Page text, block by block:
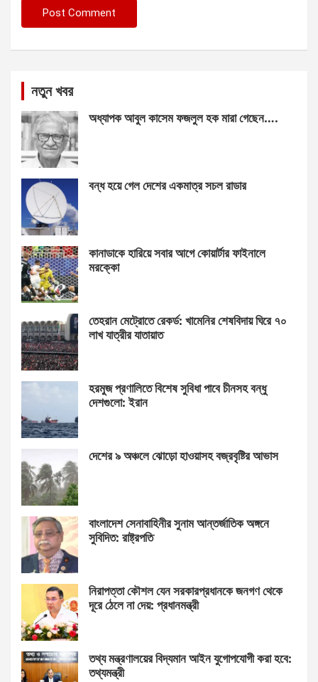
নতুন খবর
অধ্যাপক আবুল কাসেম ফজলুল হক মারা গেছেন….
বন্ধ হয়ে গেল দেশের একমাত্র সচল রাডার
কানাডাকে হারিয়ে সবার আগে কোয়ার্টার ফাইনালে
মরক্কো
তেহরান মেট্রোতে রেকর্ড: খামেনির শেষবিদায় ঘিরে ৭০
লাখ যাত্রীর যাতায়াত
হরমুজ প্রণালিতে বিশেষ সুবিধা পাবে চীনসহ বন্ধু
দেশগুলো: ইরান
দেশের ৯ অঞ্চলে ঝোড়ো হাওয়াসহ বজ্রবৃষ্টির আভাস
বাংলাদেশ সেনাবাহিনীর সুনাম আন্তর্জাতিক অঙ্গনে
সুবিদিত: রাষ্ট্রপতি
নিরাপত্তা কৌশল যেন সরকারপ্রধানকে জনগণ থেকে
দূরে ঠেলে না দেয়: প্রধানমন্ত্রী
তথ্য মন্ত্রণালয়ের বিদ্যমান আইন যুগোপযোগী করা হবে:
তথ্যমন্ত্রী